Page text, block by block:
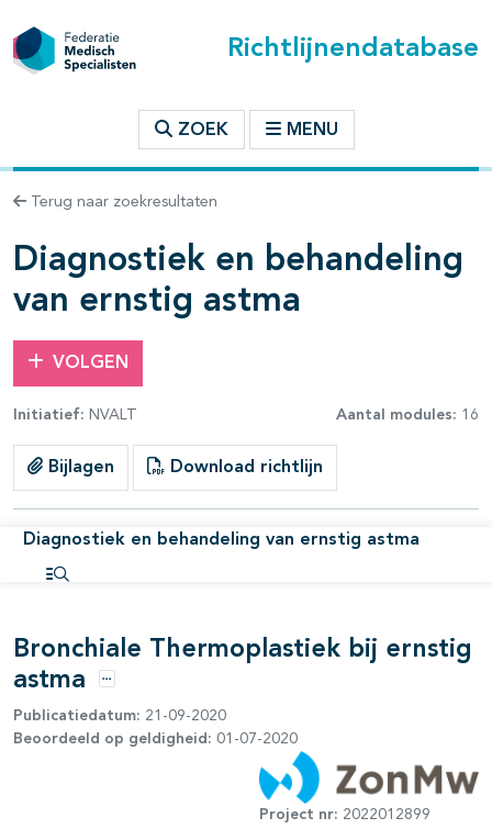
Richtlijnendatabase
ZOEK MENU
Terug naar zoekresultaten
Diagnostiek en behandeling
van ernstig astma
VOLGEN
Initiatief: NVALT Aantal modules: 16
Bijlagen Download richtlijn
Diagnostiek en behandeling van ernstig astma
openklappen
open- en dichtklappen
Bronchiale Thermoplastiek bij ernstig
astma
Opties
Publicatiedatum: 21-09-2020
Beoordeeld op geldigheid: 01-07-2020
Project nr: 2022012899